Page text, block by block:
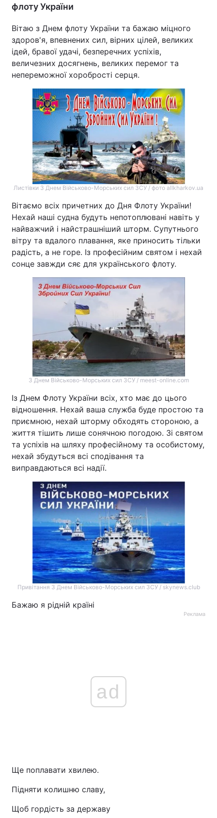
флоту України
Вітаю з Днем флоту України та бажаю міцного
здоров'я, впевнених сил, вірних цілей, великих
ідей, бравої удачі, безперечних успіхів,
величезних досягнень, великих перемог та
непереможної хоробрості серця.
Листівки З Днем Військово-Морських сил ЗСУ / фото allkharkov.ua
Вітаємо всіх причетних до Дня Флоту України!
Нехай наші судна будуть непотоплювані навіть у
найважчий і найстрашніший шторм. Супутнього
вітру та вдалого плавання, яке приносить тільки
радість, а не горе. Із професійним святом і нехай
сонце завжди сяє для українського флоту.
З Днем Військово-Морських сил ЗСУ / meest-online.com
Із Днем Флоту України всіх, хто має до цього
відношення. Нехай ваша служба буде простою та
приємною, нехай шторму обходять стороною, а
життя тішить лише сонячною погодою. Зі святом
та успіхів на шляху професійному та особистому,
нехай збудуться всі сподівання та
виправдаються всі надії.
Привітання З Днем Військово-Морських сил ЗСУ / skynews.club
Бажаю я рідній країні
Реклама
ad
Ще поплавати хвилею.
Підняти колишню славу,
Щоб гордість за державу